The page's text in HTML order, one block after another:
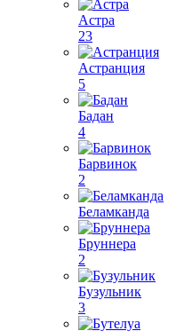
Астра
23
Астранция
5
Бадан
4
Барвинок
2
Беламканда
Бруннера
2
Бузульник
3